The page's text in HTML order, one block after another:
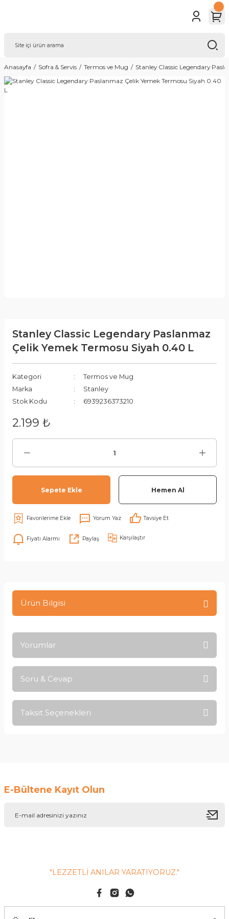
Anasayfa Sofra & Servis Termos ve Mug Stanley Classic Legendary
Stanley Classic Legendary Paslanmaz
Çelik Yemek Termosu Siyah 0.40 L
Kategori
Termos ve Mug
Marka
Stanley
Stok Kodu
6939236373210
2.199 ₺
Sepete Ekle Hemen Al
Yorum Yaz Tavsiye Et
Fiyatı Alarmı Paylaş Karşılaştır
Ürün Bilgisi
Yorumlar
Soru & Cevap
Taksit Seçenekleri
E-Bültene Kayıt Olun
"LEZZETLİ ANILAR YARATIYORUZ."